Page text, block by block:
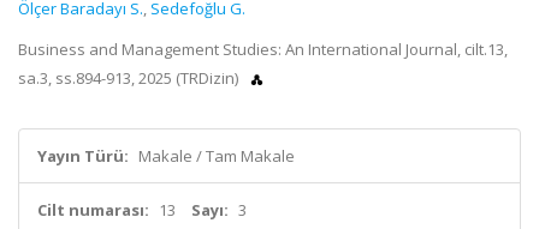
Ölçer Baradayı S., Sedefoğlu G.
Business and Management Studies: An International Journal, cilt.13,
sa.3, ss.894-913, 2025 (TRDizin)
Yayın Türü: Makale / Tam Makale
Cilt numarası: 13 Sayı: 3